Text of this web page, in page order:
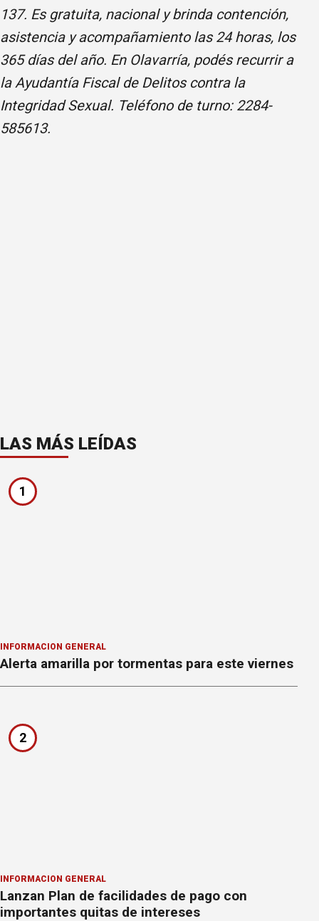
137. Es gratuita, nacional y brinda contención,
asistencia y acompañamiento las 24 horas, los
365 días del año. En Olavarría, podés recurrir a
la Ayudantía Fiscal de Delitos contra la
Integridad Sexual. Teléfono de turno: 2284-
585613.
LAS MÁS LEÍDAS
1
INFORMACION GENERAL
Alerta amarilla por tormentas para este viernes
2
INFORMACION GENERAL
Lanzan Plan de facilidades de pago con
importantes quitas de intereses